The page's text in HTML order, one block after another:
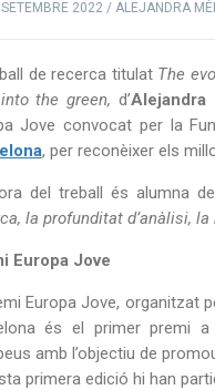
2022 / ALEJANDRA
de recerca titulat The
the green, d’Alejandra
Jove convocat per la
, per reconèixer els
del treball és alumna
la profunditat d’anàlisi,
Europa Jove
Europa Jove, organitzat
és el primer premi a
amb l’objectiu de
primera edició hi han